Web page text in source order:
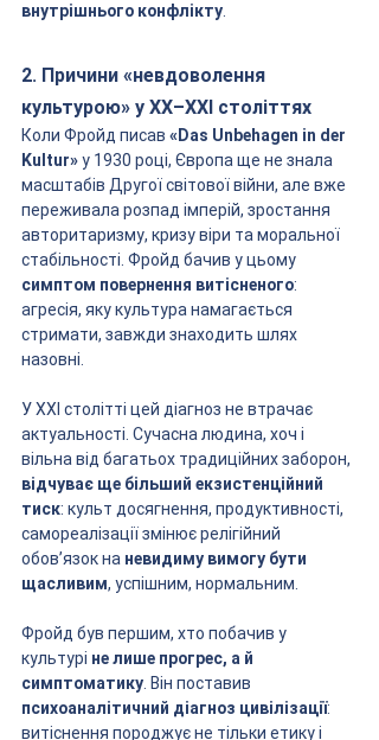
внутрішнього конфлікту
2. Причини «невдоволення
культурою» у ХХ–ХХІ століттях
Коли Фройд писав «Das Unbehagen in der
Kultur» у 1930 році, Європа ще не знала
масштабів Другої світової війни, але вже
переживала розпад імперій, зростання
авторитаризму, кризу віри та моральної
стабільності. Фройд бачив у цьому
симптом повернення витісненого:
агресія, яку культура намагається
стримати, завжди знаходить шлях
назовні.
У ХХІ столітті цей діагноз не втрачає
актуальності. Сучасна людина, хоч і
вільна від багатьох традиційних заборон,
відчуває ще більший екзистенційний
тиск: культ досягнення, продуктивності,
самореалізації змінює релігійний
обов’язок на невидиму вимогу бути
щасливим, успішним, нормальним.
Фройд був першим, хто побачив у
культурі не лише прогрес, а й
симптоматику . Він поставив
психоаналітичний діагноз цивілізації:
витіснення породжує не тільки етику і